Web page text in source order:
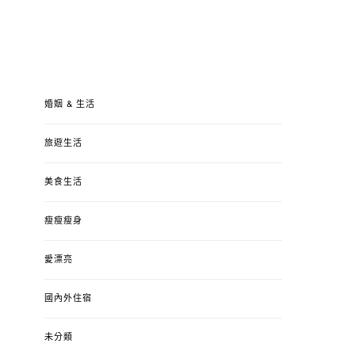
婚姻 & 生活
旅遊生活
美食生活
瘦瘦瘦身
愛漂亮
國內外住宿
未分類